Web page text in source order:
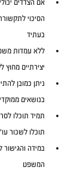
אם הצדדים
הסיכוי
בעתיד
ללא עמדות
יצירתיים מחוץ
ניתן כמובן
בנושאים
תמיד תוכלו
תוכלו לשכור
במידה
המשפט